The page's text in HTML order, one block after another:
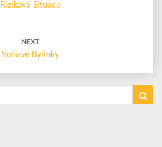
Riziková Situace
NEXT
Voňavé Bylinky